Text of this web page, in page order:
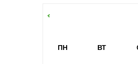
ПН ВТ